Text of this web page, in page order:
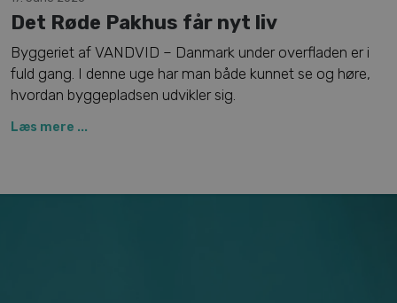
Det Røde Pakhus får nyt liv
Byggeriet af VANDVID – Danmark under overfladen er i
fuld gang. I denne uge har man både kunnet se og høre,
hvordan byggepladsen udvikler sig.
Læs mere ...